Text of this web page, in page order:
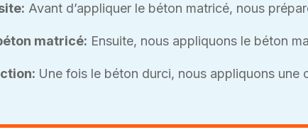
Avant d’appliquer le béton matricé, nous
matricé: Ensuite, nous appliquons le béton
Une fois le béton durci, nous appliquons une